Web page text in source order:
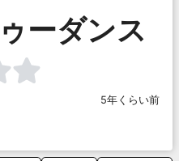
ーダンス
5年くらい前